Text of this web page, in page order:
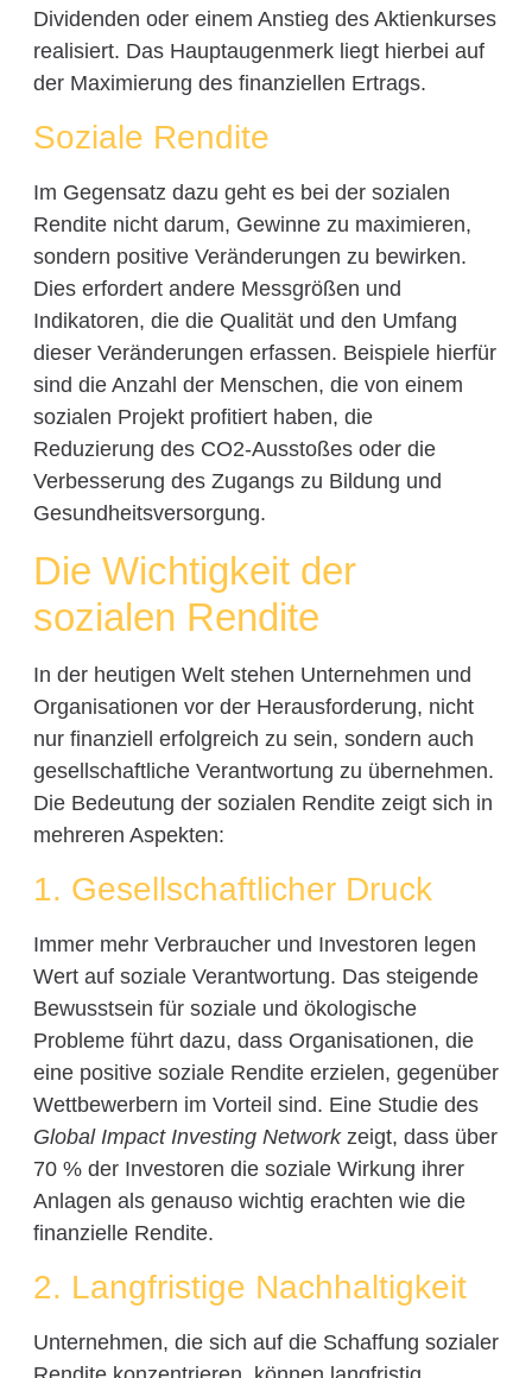
Dividenden oder einem Anstieg des Aktienkurses
realisiert. Das Hauptaugenmerk liegt hierbei auf
der Maximierung des finanziellen Ertrags.
Soziale Rendite
Im Gegensatz dazu geht es bei der sozialen
Rendite nicht darum, Gewinne zu maximieren,
sondern positive Veränderungen zu bewirken.
Dies erfordert andere Messgrößen und
Indikatoren, die die Qualität und den Umfang
dieser Veränderungen erfassen. Beispiele hierfür
sind die Anzahl der Menschen, die von einem
sozialen Projekt profitiert haben, die
Reduzierung des CO2-Ausstoßes oder die
Verbesserung des Zugangs zu Bildung und
Gesundheitsversorgung.
Die Wichtigkeit der
sozialen Rendite
In der heutigen Welt stehen Unternehmen und
Organisationen vor der Herausforderung, nicht
nur finanziell erfolgreich zu sein, sondern auch
gesellschaftliche Verantwortung zu übernehmen.
Die Bedeutung der sozialen Rendite zeigt sich in
mehreren Aspekten:
1. Gesellschaftlicher Druck
Immer mehr Verbraucher und Investoren legen
Wert auf soziale Verantwortung. Das steigende
Bewusstsein für soziale und ökologische
Probleme führt dazu, dass Organisationen, die
eine positive soziale Rendite erzielen, gegenüber
Wettbewerbern im Vorteil sind. Eine Studie des
Global Impact Investing Networkzeigt, dass über
70 % der Investoren die soziale Wirkung ihrer
Anlagen als genauso wichtig erachten wie die
finanzielle Rendite.
2. Langfristige Nachhaltigkeit
Unternehmen, die sich auf die Schaffung sozialer